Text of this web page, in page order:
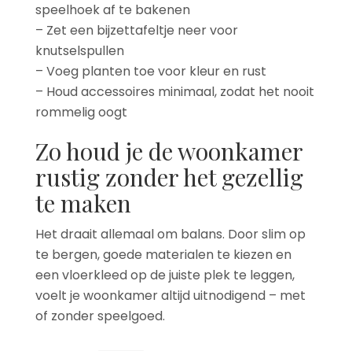
speelhoek af te bakenen
– Zet een bijzettafeltje neer voor
knutselspullen
– Voeg planten toe voor kleur en rust
– Houd accessoires minimaal, zodat het nooit
rommelig oogt
Zo houd je de woonkamer
rustig zonder het gezellig
te maken
Het draait allemaal om balans. Door slim op
te bergen, goede materialen te kiezen en
een vloerkleed op de juiste plek te leggen,
voelt je woonkamer altijd uitnodigend – met
of zonder speelgoed.